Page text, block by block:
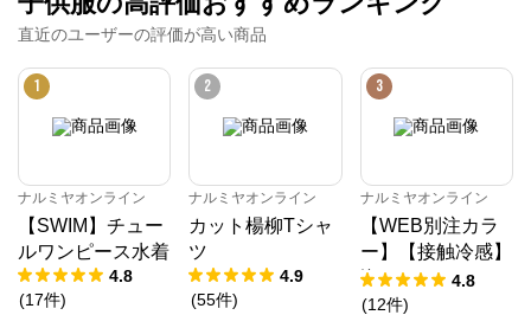
直近のユーザーの評価が高い商品
1
ナルミヤオンライン
【SWIM】チュー
ルワンピース水着
4.8
(17件)
2
ナルミヤオンライン
カット楊柳Tシャ
ツ
4.9
(55件)
3
ナルミヤオンライン
【WEB別注カラ
ー】【接触冷感】
海のいきものアッ
プリケ半袖Tシャ
4.8
(12件)